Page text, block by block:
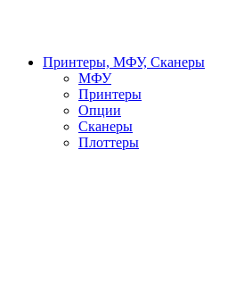
Принтеры, МФУ, Сканеры
МФУ
Принтеры
Опции
Сканеры
Плоттеры